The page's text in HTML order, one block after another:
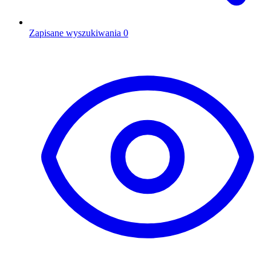
Zapisane wyszukiwania 0